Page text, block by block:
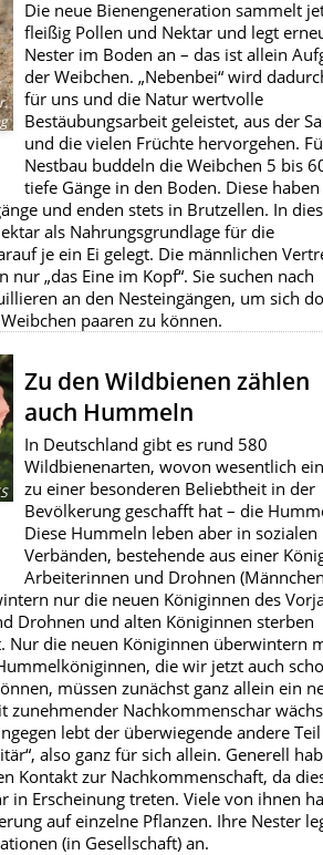
Die neue Bienengeneration sammelt
fleißig Pollen und Nektar und legt
Nester im Boden an – das ist allein
der Weibchen. „Nebenbei“ wird
für uns und die Natur wertvolle
Bestäubungsarbeit geleistet, aus der
und die vielen Früchte hervorgehen.
Nestbau buddeln die Weibchen 5 bis
tiefe Gänge in den Boden. Diese
und enden stets in Brutzellen. In
als Nahrungsgrundlage für die
je ein Ei gelegt. Die männlichen
nur „das Eine im Kopf“. Sie suchen nach
an den Nesteingängen, um sich
paaren zu können.
Zu den Wildbienen zählen
auch Hummeln
In Deutschland gibt es rund 580
Wildbienenarten, wovon wesentlich
zu einer besonderen Beliebtheit in der
Bevölkerung geschafft hat – die
Diese Hummeln leben aber in sozialen
Verbänden, bestehende aus einer
Arbeiterinnen und Drohnen
nur die neuen Königinnen des
Drohnen und alten Königinnen sterben
Nur die neuen Königinnen überwintern
die wir jetzt auch
müssen zunächst ganz allein ein
zunehmender Nachkommenschar
lebt der überwiegende andere
also ganz für sich allein. Generell
Kontakt zur Nachkommenschaft, da
in Erscheinung treten. Viele von ihnen
auf einzelne Pflanzen. Ihre Nester
(in Gesellschaft) an.